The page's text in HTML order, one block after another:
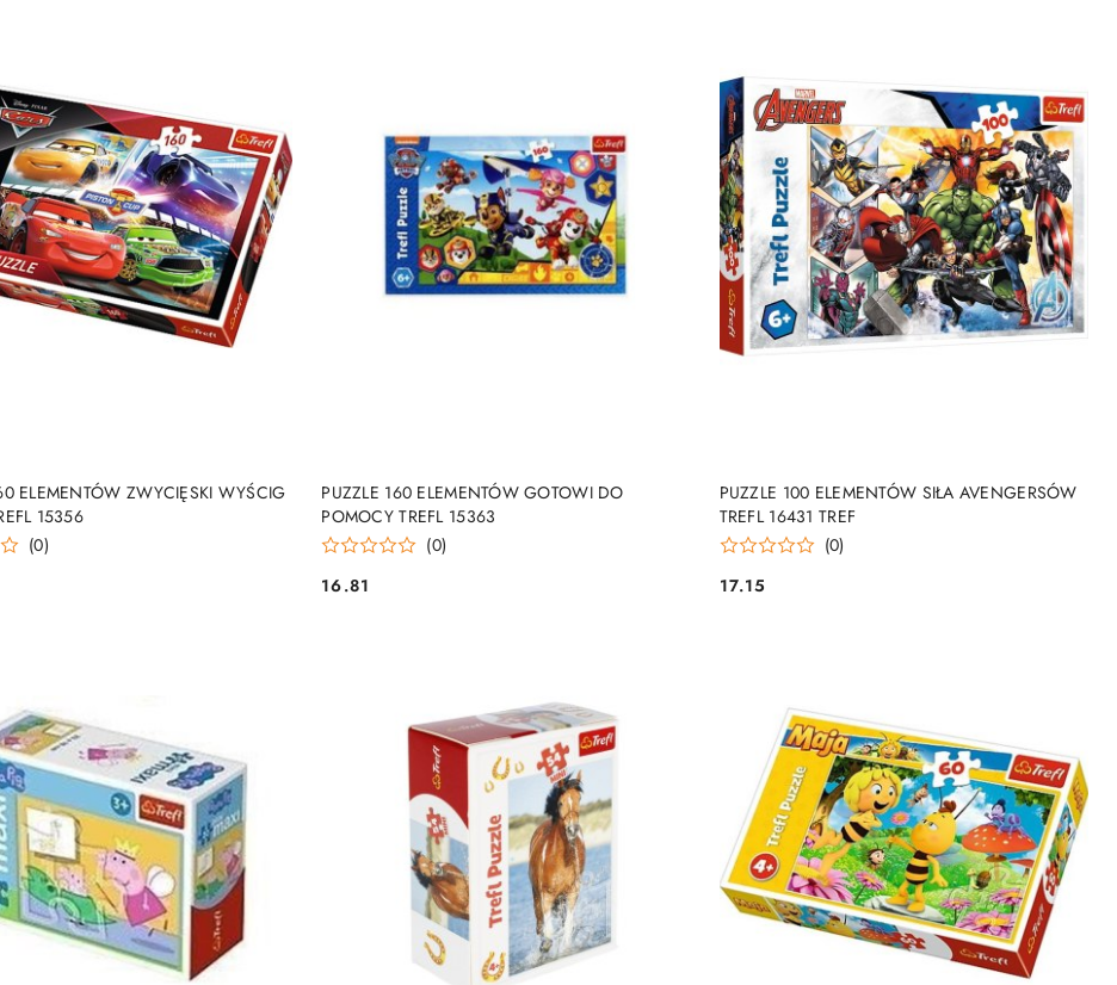
ELEMENTÓW ZWYCIĘSKI WYŚCIG
15356
(0)
PRODUKT NIEDOSTĘPNY
PUZZLE 160 ELEMENTÓW GOTOWI DO
POMOCY TREFL 15363
(0)
Cena:
16.81
PRODUKT NIEDOSTĘPNY
PUZZLE 100 ELEMENTÓW SIŁA AVENGERSÓW
TREFL 16431 TREF
(0)
Cena:
17.15
PRODUKT NIEDOSTĘPNY